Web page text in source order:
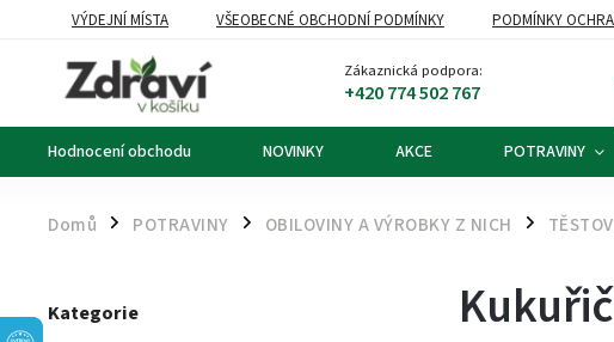
VÝDEJNÍ MÍSTA VŠEOBECNÉ OBCHODNÍ PODMÍNKY PODMÍNKY
OZNÁMENÍ O ODSTOUPENÍ OD KUPNÍ SMLOUVY
Zákaznická podpora:
+420 774 502 767
Hodnocení obchodu NOVINKY AKCE POTRAVINY
Domů / POTRAVINY / OBILOVINY A VÝROBKY Z NICH /
Kategorie